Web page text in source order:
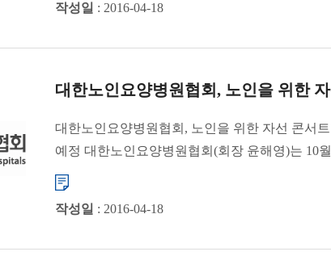
작성일 : 2016-04-18
대한노인요양병원협회, 노인을 위한
대한노인요양병원협회, 노인을 위한 자선 콘서
예정 대한노인요양병원협회(회장 윤해영)는 10
콘서트...
작성일 : 2016-04-18